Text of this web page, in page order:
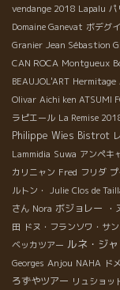
vendange 2018 Lapalu パ
Domaine Ganevat ボデグ
Granier Jean Sébastion
CAN ROCA Montgueux
BEAUJOL'ART Hermitage
Olivar Aichi ken ATSUMI
ラピエール La Remise
Philippe Wies Bistrot
Lammidia Suwa アンペキ
カリニャン Fred フリダ
ルトン・ Julie Clos de
さん Nora ボジョレー ・
田 ドヌ・フランソワ・サ
ベッカツアー ルネ・ジ
Georges Anjou NAHA ド
ろずやツアー リュショッ